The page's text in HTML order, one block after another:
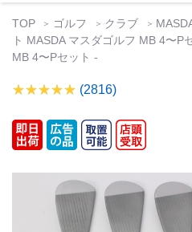
TOP ゴルフ クラブ
ト MASDA マスダゴルフ MB 4〜P
MB 4〜Pセット -
(2816)